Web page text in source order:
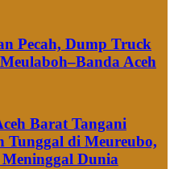
Pecah, Dump Truck
Aceh
Barat Tangani
Tunggal di Meureubo,
Dunia